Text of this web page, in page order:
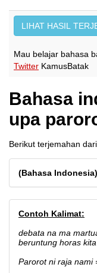
Mau belajar bahasa
Twitter KamusBatak
Bahasa
upa
Berikut terjemahan
(Bahasa Indonesia)
Contoh Kalimat:
debata na ma
beruntung horas
Parorot ni raja nami